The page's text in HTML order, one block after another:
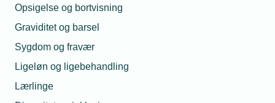
Opsigelse og bortvisning
Graviditet og barsel
Sygdom og fravær
Ligeløn og ligebehandling
Lærlinge